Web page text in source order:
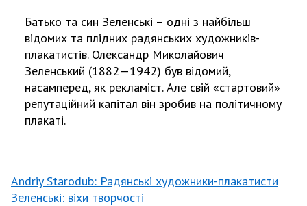
Батько та син Зеленські – одні з найбільш
відомих та плідних радянських художників-
плакатистів. Олександр Миколайович
Зеленський (1882—1942) був відомий,
насамперед, як рекламіст. Але свій «стартовий»
репутаційний капітал він зробив на політичному
плакаті.
Andriy Starodub: Радянські художники-плакатисти
Зеленські: віхи творчості